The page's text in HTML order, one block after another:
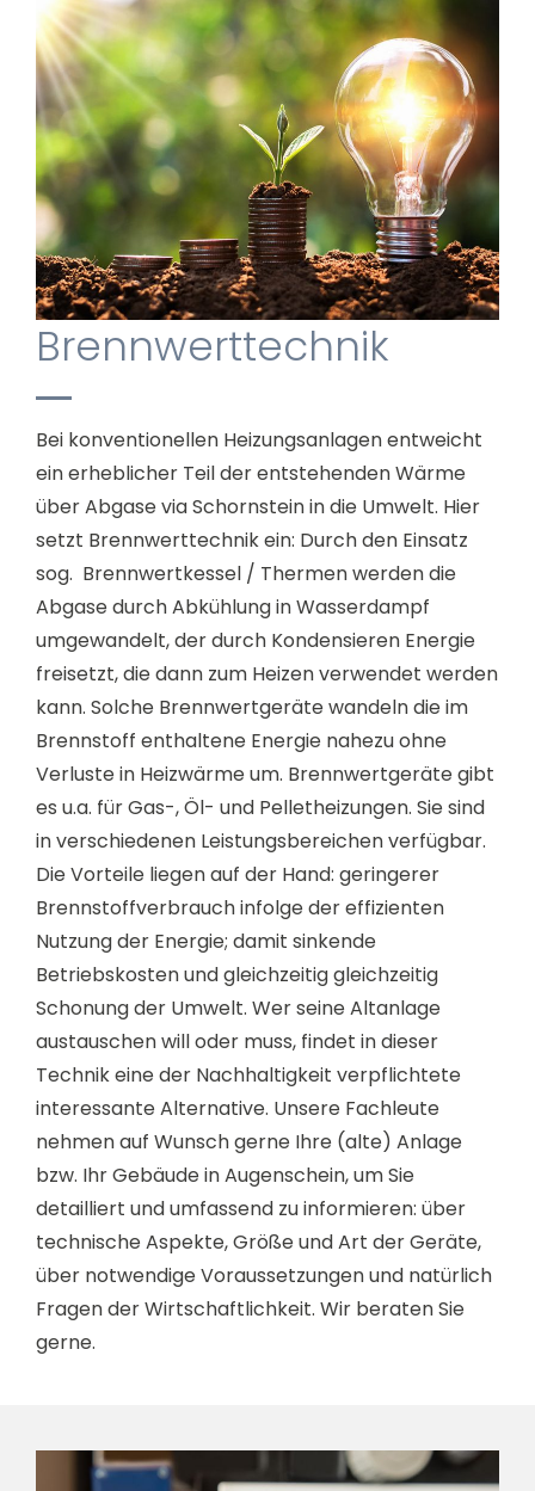
Brennwerttechnik
Bei konventionellen Heizungsanlagen entweicht
ein erheblicher Teil der entstehenden Wärme
über Abgase via Schornstein in die Umwelt. Hier
setzt Brennwerttechnik ein: Durch den Einsatz
sog. Brennwertkessel / Thermen werden die
Abgase durch Abkühlung in Wasserdampf
umgewandelt, der durch Kondensieren Energie
freisetzt, die dann zum Heizen verwendet werden
kann. Solche Brennwertgeräte wandeln die im
Brennstoff enthaltene Energie nahezu ohne
Verluste in Heizwärme um. Brennwertgeräte gibt
es u.a. für Gas-, Öl- und Pelletheizungen. Sie sind
in verschiedenen Leistungsbereichen verfügbar.
Die Vorteile liegen auf der Hand: geringerer
Brennstoffverbrauch infolge der effizienten
Nutzung der Energie; damit sinkende
Betriebskosten und gleichzeitig gleichzeitig
Schonung der Umwelt. Wer seine Altanlage
austauschen will oder muss, findet in dieser
Technik eine der Nachhaltigkeit verpflichtete
interessante Alternative. Unsere Fachleute
nehmen auf Wunsch gerne Ihre (alte) Anlage
bzw. Ihr Gebäude in Augenschein, um Sie
detailliert und umfassend zu informieren: über
technische Aspekte, Größe und Art der Geräte,
über notwendige Voraussetzungen und natürlich
Fragen der Wirtschaftlichkeit. Wir beraten Sie
gerne.